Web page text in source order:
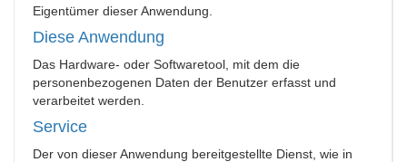
Eigentümer dieser Anwendung.
Diese Anwendung
Das Hardware- oder Softwaretool, mit dem die
personenbezogenen Daten der Benutzer erfasst und
verarbeitet werden.
Service
Der von dieser Anwendung bereitgestellte Dienst, wie in